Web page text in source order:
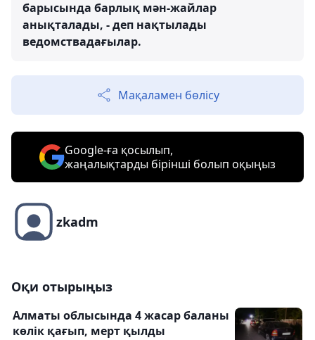
барысында барлық мән-жайлар
анықталады, - деп нақтылады
ведомствадағылар.
Мақаламен бөлісу
Google-ға қосылып,
жаңалықтарды бірінші болып оқыңыз
zkadm
Оқи отырыңыз
Алматы облысында 4 жасар баланы
көлік қағып, мерт қылды